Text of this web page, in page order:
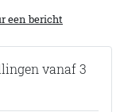
een bericht
vanaf 3